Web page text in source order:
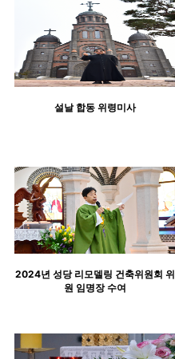
설날 합동 위령미사
2024년 성당 리모델링 건축위원회 위
원 임명장 수여